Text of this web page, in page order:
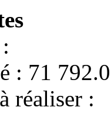
: 71
: 71
à